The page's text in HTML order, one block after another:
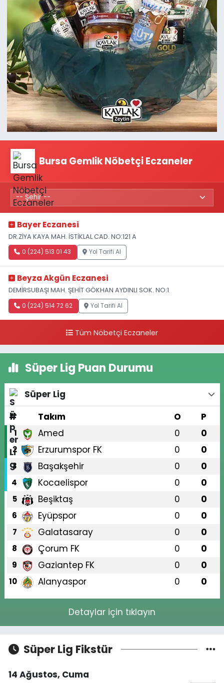
Bursa Gemlik Nöbetçi Eczaneler
Bayer Eczanesi
DR.ZİYA KAYA MAH. İSTİKLAL CAD. NO:121 A
0 (224) 513 01 43 Yol Tarifi Al
Beyza Akgün Eczanesi
DEMİRSUBAŞI MAH. ŞEHİT GÖKHAN AYDINLI SOK. NO:1
0 (224) 514 72 62 Yol Tarifi Al
Tüm Nöbetçi Eczaneler
Süper Lig Puan Durumu
Süper Lig
#
Takım O P
1 Amed 0 0
2 Erzurumspor FK 0 0
3 Başakşehir 0 0
4 Kocaelispor 0 0
5 Beşiktaş 0 0
6 Eyüpspor 0 0
7 Galatasaray 0 0
8 Çorum FK 0 0
9 Gaziantep FK 0 0
10 Alanyaspor 0 0
Detaylar için tıklayın
Süper Lig Fikstür
14 Ağustos, Cuma